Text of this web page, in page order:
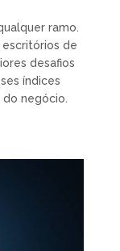
ramo.
de
desafios
índices
do negócio.